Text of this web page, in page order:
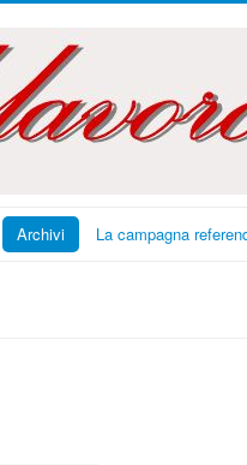
Archivi La campagna